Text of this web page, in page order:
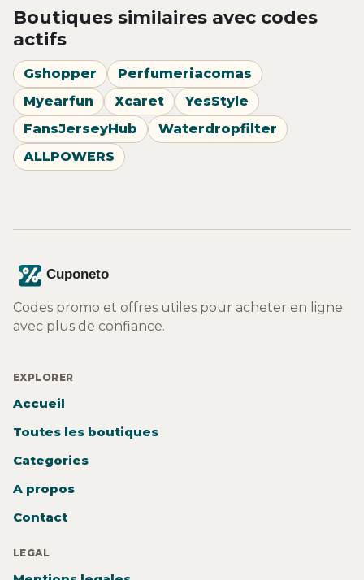
Boutiques similaires avec codes
actifs
Gshopper
Perfumeriacomas
Myearfun
Xcaret
YesStyle
FansJerseyHub
Waterdropfilter
ALLPOWERS
Codes promo et offres utiles pour acheter en ligne
avec plus de confiance.
EXPLORER
Accueil
Toutes les boutiques
Categories
A propos
Contact
LEGAL